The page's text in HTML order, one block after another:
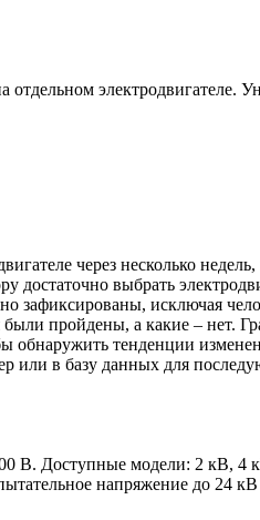
электродвигателе.
через несколько
достаточно выбрать
зафиксированы, исключая
пройдены, а какие – нет.
обнаружить тенденции
или в базу данных для
В. Доступные модели: 2 кВ, 4
напряжение до 24